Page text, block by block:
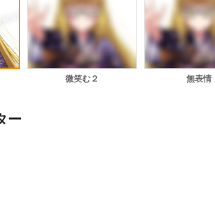
微笑む２ 無表情
ー